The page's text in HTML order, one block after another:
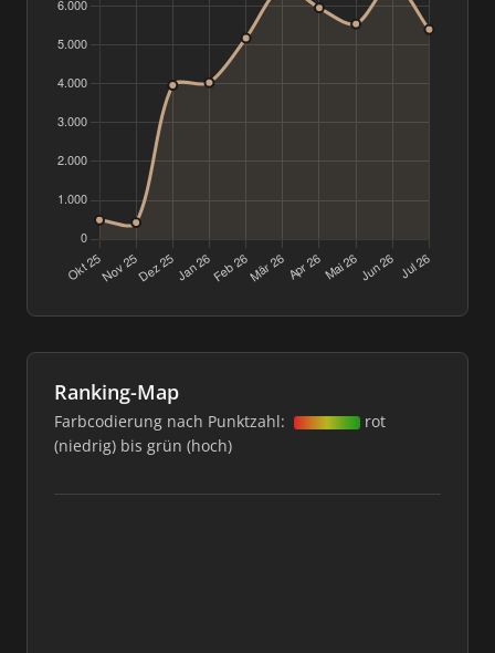
Ranking-Map
Farbcodierung nach Punktzahl:
rot
(niedrig) bis grün (hoch)